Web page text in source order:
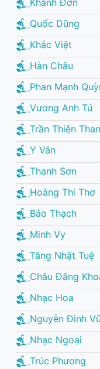
Quốc Dũng
Khắc Việt
Hàn Châu
Phan Mạnh
Vương Anh Tú
Trần Thiện
Y Vân
Thanh Sơn
Hoàng Thi Thơ
Bảo Thạch
Minh Vy
Tăng Nhật Tuệ
Châu Đăng
Nhạc Hoa
Nguyễn Đình Vũ
Nhạc Ngoại
Trúc Phương